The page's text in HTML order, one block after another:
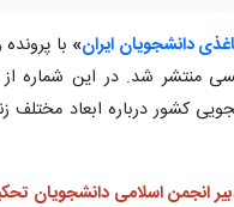
دانشجویان ایران» با
منتشر شد. در این شماره از
کشور درباره ابعاد مختلف
انجمن اسلامی دانشجویان